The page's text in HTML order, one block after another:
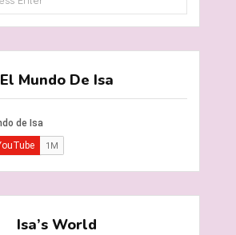
El Mundo De Isa
Isa’s World